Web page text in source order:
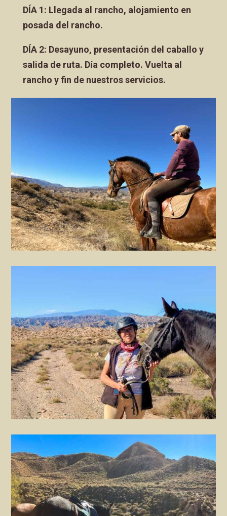
DÍA 1: Llegada al rancho, alojamiento en
posada del rancho.
DÍA 2: Desayuno, presentación del caballo y
salida de ruta. Día completo. Vuelta al
rancho y fin de nuestros servicios.